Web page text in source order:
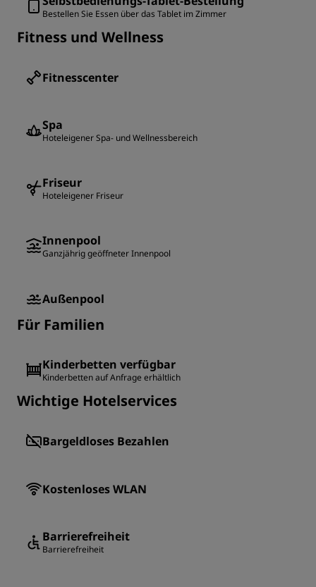
Bestellen Sie Essen über das Tablet im Zimmer
Fitness und Wellness
Fitnesscenter
Spa
Hoteleigener Spa- und Wellnessbereich
Friseur
Hoteleigener Friseur
Innenpool
Ganzjährig geöffneter Innenpool
Außenpool
Für Familien
Kinderbetten verfügbar
Kinderbetten auf Anfrage erhältlich
Wichtige Hotelservices
Bargeldloses Bezahlen
Kostenloses WLAN
Barrierefreiheit
Barrierefreiheit